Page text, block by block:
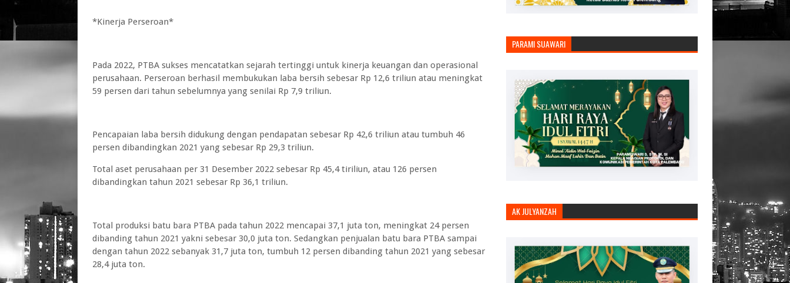
*Kinerja Perseroan*
Pada 2022, PTBA sukses mencatatkan sejarah tertinggi untuk kinerja keuangan dan operasional
perusahaan. Perseroan berhasil membukukan laba bersih sebesar Rp 12,6 triliun atau meningkat
59 persen dari tahun sebelumnya yang senilai Rp 7,9 triliun.
Pencapaian laba bersih didukung dengan pendapatan sebesar Rp 42,6 triliun atau tumbuh 46
persen dibandingkan 2021 yang sebesar Rp 29,3 triliun.
Total aset perusahaan per 31 Desember 2022 sebesar Rp 45,4 tiriliun, atau 126 persen
dibandingkan tahun 2021 sebesar Rp 36,1 triliun.
Total produksi batu bara PTBA pada tahun 2022 mencapai 37,1 juta ton, meningkat 24 persen
dibanding tahun 2021 yakni sebesar 30,0 juta ton. Sedangkan penjualan batu bara PTBA sampai
dengan tahun 2022 sebanyak 31,7 juta ton, tumbuh 12 persen dibanding tahun 2021 yang sebesar
28,4 juta ton.
PARAMI SUAWARI
AK JULYANZAH